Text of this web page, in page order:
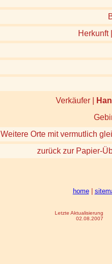
Herkunft
Verkäufer |
Weitere Orte mit vermutlich
zurück zur Papier-
home|
Letzte Aktualisierung
02.08.2007